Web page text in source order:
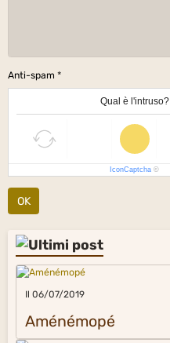
Anti-spam
Qual è l'intruso?
IconCaptcha ©
OK
Il 06/07/2019
Aménémopé